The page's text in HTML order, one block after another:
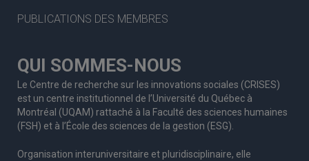
PUBLICATIONS DES MEMBRES
QUI SOMMES-NOUS
Le Centre de recherche sur les innovations sociales (CRISES)
est un centre institutionnel de l’Université du Québec à
Montréal (UQAM) rattaché à la Faculté des sciences humaines
(FSH) et à l’École des sciences de la gestion (ESG).
Organisation interuniversitaire et pluridisciplinaire, elle